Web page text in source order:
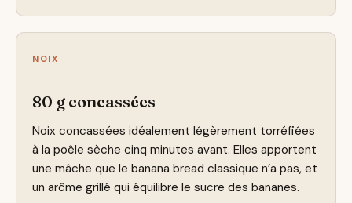
NOIX
80 g concassées
Noix concassées idéalement légèrement torréfiées
à la poêle sèche cinq minutes avant. Elles apportent
une mâche que le banana bread classique n’a pas, et
un arôme grillé qui équilibre le sucre des bananes.